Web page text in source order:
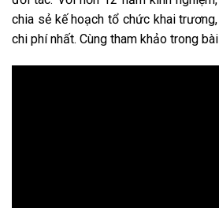
chia sẻ kế hoạch tổ chức khai
chi phí nhất. Cùng tham khảo trong